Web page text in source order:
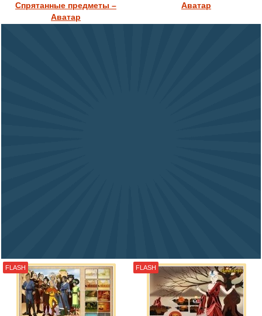
Спрятанные предметы –
Аватар
Аватар
FLASH FLASH